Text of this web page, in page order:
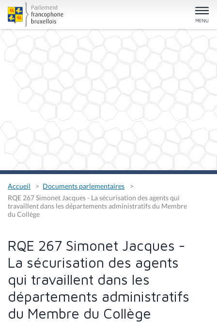
Accueil
Documents parlementaires
RQE 267 Simonet Jacques - La sécurisation des agents qui
travaillent dans les départements administratifs du Membre
du Collège
RQE 267 Simonet Jacques -
La sécurisation des agents
qui travaillent dans les
départements administratifs
du Membre du Collège